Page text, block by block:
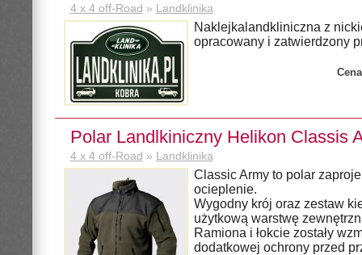
4 x 4 off-Road » Landklinika
Naklejkalandkliniczna z
opracowany i zatwierdzony
Polar Landlkiniczny Helikon Classis
4 x 4 off-Road » Landklinika
Classic Army to polar
ocieplenie.
Wygodny krój oraz zestaw
użytkową warstwę
Ramiona i łokcie zostały
dodatkowej ochrony przed